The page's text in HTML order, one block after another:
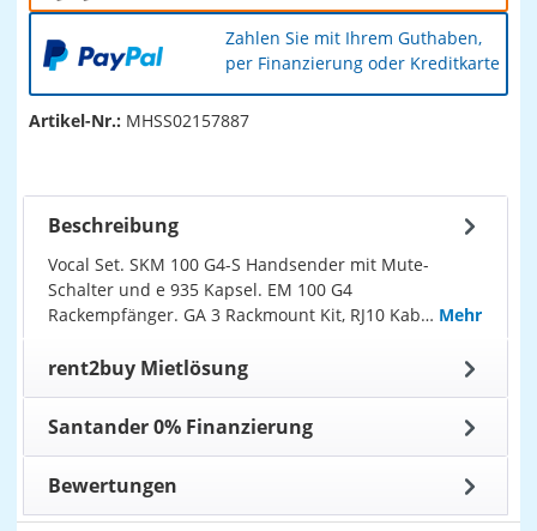
Zahlen Sie mit Ihrem Guthaben,
per Finanzierung oder Kreditkarte
Artikel-Nr.: MHSS02157887
Beschreibung
Vocal Set. SKM 100 G4-S Handsender mit Mute-
Schalter und e 935 Kapsel. EM 100 G4
Rackempfänger. GA 3 Rackmount Kit, RJ10 Kab… Mehr
rent2buy Mietlösung
Santander 0% Finanzierung
Bewertungen